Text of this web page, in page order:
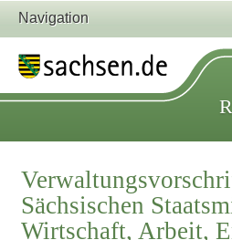
Navigation
Sächsischen
Wirtschaft, Arbeit,